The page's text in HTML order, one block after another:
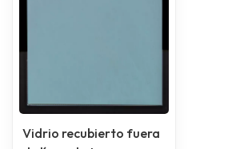
Vidrio recubierto fuera